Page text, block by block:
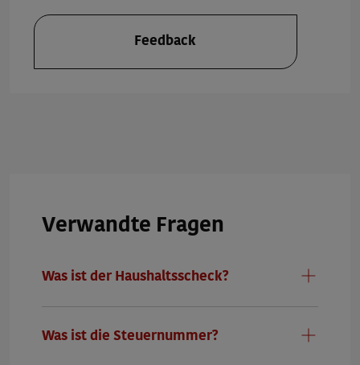
Feedback
Verwandte Fragen
Was ist der Haushaltsscheck?
Was ist die Steuernummer?